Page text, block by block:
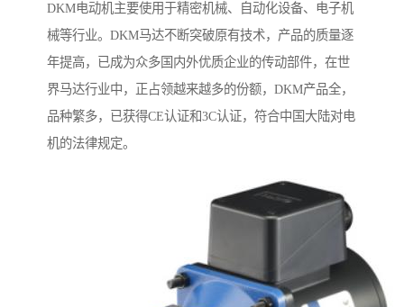
DKM电动机主要使用于精密机械、自动化设备、电子机
械等行业。DKM马达不断突破原有技术，产品的质量逐
年提高，已成为众多国内外优质企业的传动部件，在世
界马达行业中，正占领越来越多的份额，DKM产品全，
品种繁多，已获得CE认证和3C认证，符合中国大陆对电
机的法律规定。